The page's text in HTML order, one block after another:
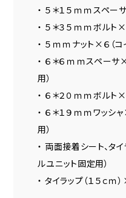
・ ５＊１５ｍｍスペー
・ ５＊３５ｍｍボルト×
・ ５ｍｍナット×６（コ
・ ６＊６ｍｍスペーサ
用）
・ ６＊２０ｍｍボルト×
・ ６＊１９ｍｍワッシ
用）
・ 両面接着シート、タイ
ルユニット固定用）
・ タイラップ（１５ｃｍ